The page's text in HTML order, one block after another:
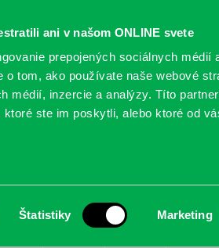
ani v našom ONLINE svete
prepojených sociálnych médií
tom, ako používate naše webové
médií, inzercie a analýzy. Títo
ste im poskytli, alebo ktoré od
Štatistiky Marketing
POBOČKY O